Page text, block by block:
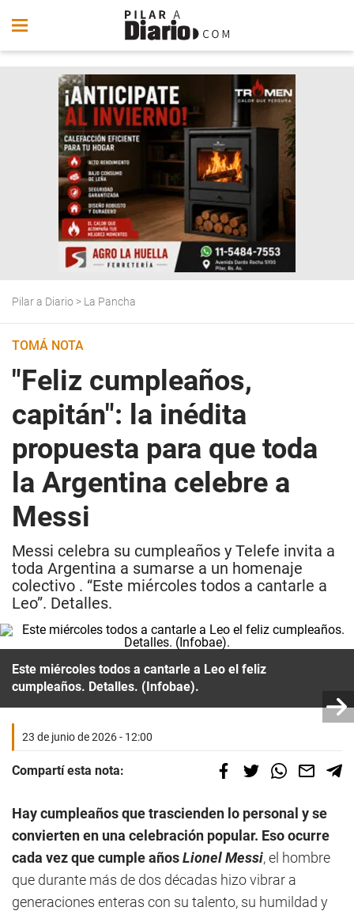
Pilar a Diario > La Pancha
TOMÁ NOTA
"Feliz cumpleaños,
capitán": la inédita
propuesta para que toda
la Argentina celebre a
Messi
Messi celebra su cumpleaños y Telefe invita a
toda Argentina a sumarse a un homenaje
colectivo . “Este miércoles todos a cantarle a
Leo”. Detalles.
Este miércoles todos a cantarle a Leo el feliz
cumpleaños. Detalles. (Infobae).
23 de junio de 2026 - 12:00
Compartí esta nota:
Hay cumpleaños que trascienden lo personal y se
convierten en una celebración popular. Eso ocurre
cada vez que cumple añosLionel Messi, el hombre
que durante más de dos décadas hizo vibrar a
generaciones enteras con su talento, su humildad y